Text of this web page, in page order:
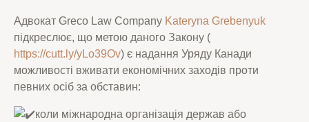
Адвокат Greco Law Company Kateryna Grebenyuk
підкреслює, що метою даного Закону (
https://cutt.ly/yLo39Ov) є надання Уряду Канади
можливості вживати економічних заходів проти
певних осіб за обставин:
коли міжнародна організація держав або